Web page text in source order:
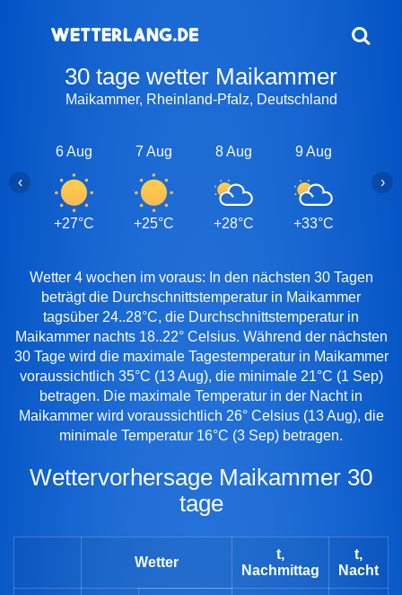
30 tage wetter Maikammer
Maikammer, Rheinland-Pfalz, Deutschland
6 Aug
+27°C
7 Aug
+25°C
8 Aug
+28°C
9 Aug
+33°C
‹ ›
Wetter 4 wochen im voraus: In den nächsten 30 Tagen
beträgt die Durchschnittstemperatur in Maikammer
tagsüber 24..28°C, die Durchschnittstemperatur in
Maikammer nachts 18..22° Celsius. Während der nächsten
30 Tage wird die maximale Tagestemperatur in Maikammer
voraussichtlich 35°C (13 Aug), die minimale 21°C (1 Sep)
betragen. Die maximale Temperatur in der Nacht in
Maikammer wird voraussichtlich 26° Celsius (13 Aug), die
minimale Temperatur 16°C (3 Sep) betragen.
Wettervorhersage Maikammer 30
tage
Wetter
t,
Nachmittag
t,
Nacht